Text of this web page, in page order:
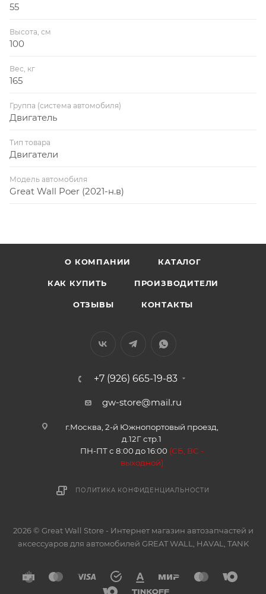
55
Высота, см
100
Вес, кг
165
Группа (система автомобиля)
Двигатель
Тип товара
Двигатели
Модель автомобиля
Great Wall Poer (2021-н.в)
О КОМПАНИИ КАТАЛОГ
КАК КУПИТЬ ПРОИЗВОДИТЕЛИ
ОТЗЫВЫ КОНТАКТЫ
+7 (926) 665-19-83
gw-store@mail.ru
г.Москва, 2-й Южнопортовый проезд,
д.12Г стр.1
ПН-ПТ с 8:00 до 16:00 (СБ, ВС -
выходной)
ПОЛИТИКА КОНФИДЕНЦИАЛЬНОСТИ
2026 © Great Wall Store - Интернет магазин автозапчастей и
аксессуаров для автомобилей GREAT WALL, HAVAL, TANK